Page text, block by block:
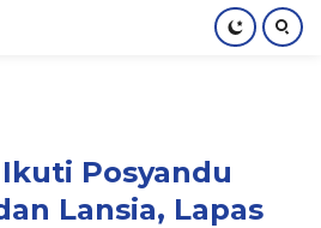
Posyandu
Lansia, Lapas